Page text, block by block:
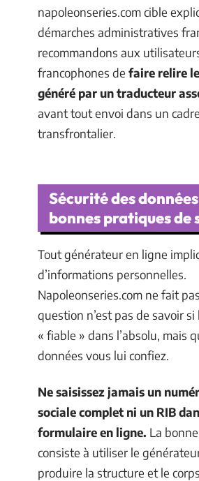
napoleonseries.com cible
démarches administratives
recommandons aux
francophones de faire relire
généré par un traducteur
avant tout envoi dans un cadre
transfrontalier.
Sécurité des
bonnes pratiques de
Tout générateur en ligne
d’informations personnelles.
Napoleonseries.com ne fait
question n’est pas de savoir si
« fiable » dans l’absolu, mais
données vous lui confiez.
Ne saisissez jamais un
sociale complet ni un RIB
formulaire en ligne. La
consiste à utiliser le
produire la structure et le